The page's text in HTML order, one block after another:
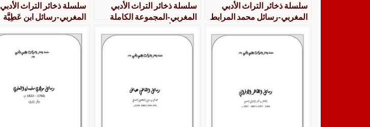
سلسلة ذخائر التراث الأدبي
المغربي-رسائل محمد المرابط
سلسلة ذخائر التراث الأدبي
المغربي-المجموعة الكاملة
اكنسوس
سلسلة ذخائر التراث الأدبي
المغربي-رسائل ابن عَطِيَّة